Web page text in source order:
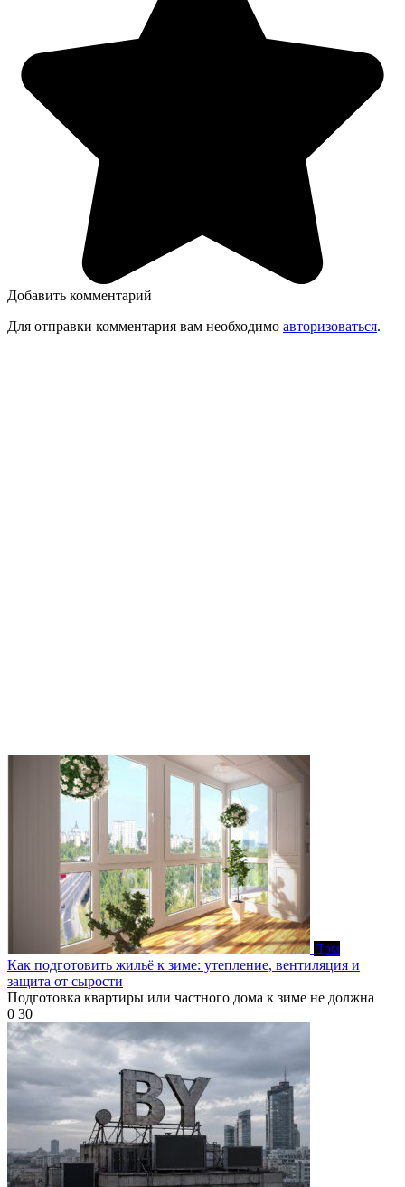
Добавить комментарий
Для отправки комментария вам необходимо авторизоваться.
Дом
Как подготовить жильё к зиме: утепление, вентиляция и
защита от сырости
Подготовка квартиры или частного дома к зиме не должна
0 30